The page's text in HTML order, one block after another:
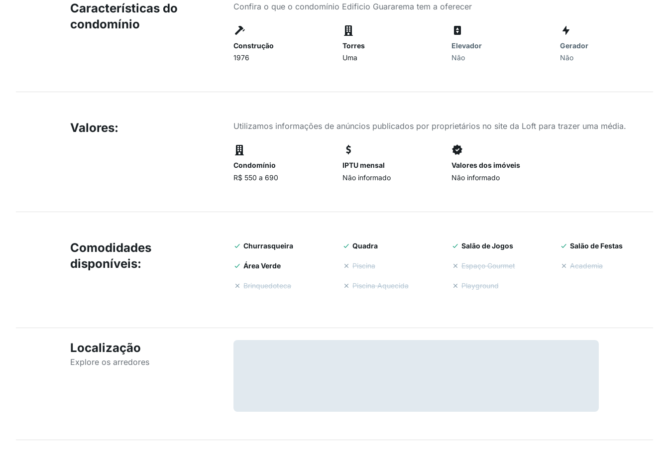
Características do
condomínio
Confira o que o condomínio Edificio Guararema tem a oferecer
Construção
1976
Torres
Uma
Elevador
Não
Gerador
Não
Valores: Utilizamos informações de anúncios publicados por proprietários no site da Loft para trazer uma média.
Condomínio
R$ 550 a 690
IPTU mensal
Não informado
Valores dos imóveis
Não informado
Comodidades
disponíveis:
Churrasqueira Quadra Salão de Jogos Salão de Festas
Área Verde Piscina Espaço Gourmet Academia
Brinquedoteca Piscina Aquecida Playground
Localização
Explore os arredores